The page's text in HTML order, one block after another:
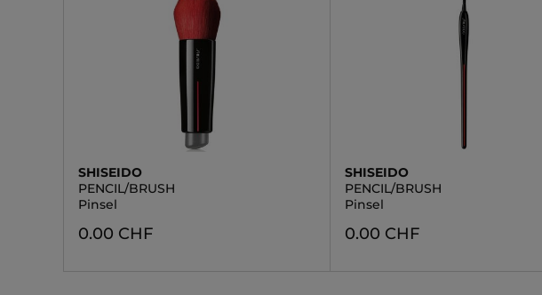
SHISEIDO
PENCIL/BRUSH
Pinsel
0.00 CHF
SHISEIDO
PENCIL/BRUSH
Pinsel
0.00 CHF